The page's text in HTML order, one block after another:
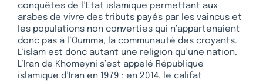
conquêtes de l’Etat islamique permettant aux
arabes de vivre des tributs payés par les vaincus et
les populations non converties qui n’appartenaient
donc pas à l’Oumma, la communauté des croyants.
L’islam est donc autant une religion qu’une nation.
L’Iran de Khomeyni s’est appelé République
islamique d’Iran en 1979 ; en 2014, le califat